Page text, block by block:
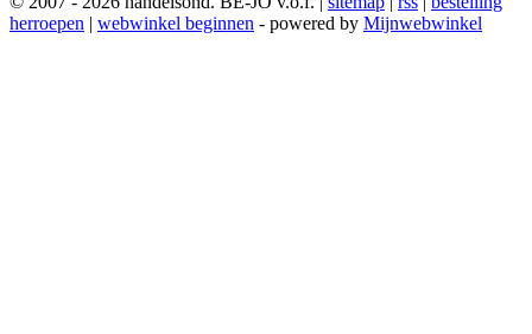
herroepen | webwinkel beginnen - powered by Mijnwebwinkel